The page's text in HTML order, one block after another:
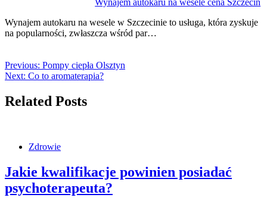
Wynajem autokaru na wesele cena Szczecin
Wynajem autokaru na wesele w Szczecinie to usługa, która zyskuje
na popularności, zwłaszcza wśród par…
Previous: Pompy ciepła Olsztyn
Next: Co to aromaterapia?
Related Posts
Zdrowie
Jakie kwalifikacje powinien posiadać
psychoterapeuta?